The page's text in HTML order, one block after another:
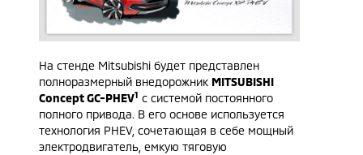
На стенде Mitsubishi будет представлен
полноразмерный внедорожник MITSUBISHI
Concept GC-PHEV1 с системой постоянного
полного привода. В его основе используется
технология PHEV, сочетающая в себе мощный
электродвигатель, емкую тяговую